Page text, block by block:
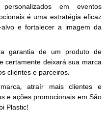
em eventos
é uma estratégia eficaz
e fortalecer a imagem da
garantia de um produto de
certamente deixará sua marca
clientes e parceiros.
atraír mais clientes e
e ações promocionais em São
Plastic!